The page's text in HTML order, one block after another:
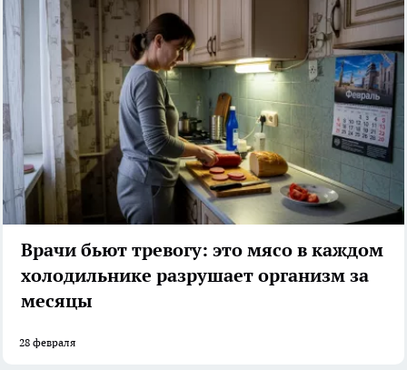
Врачи бьют тревогу: это мясо в каждом
холодильнике разрушает организм за
месяцы
28 февраля